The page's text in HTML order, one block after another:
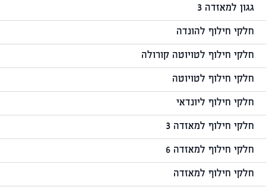
גגון למאזדה 3
חלקי חילוף להונדה
חלקי חילוף לטויוטה קורולה
חלקי חילוף לטויוטה
חלקי חילוף ליונדאי
חלקי חילוף למאזדה 3
חלקי חילוף למאזדה 6
חלקי חילוף למאזדה